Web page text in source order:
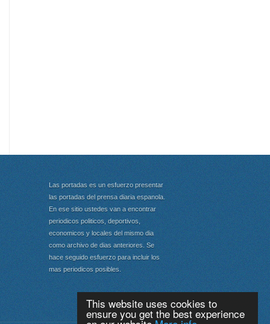
This website uses cookies to
ensure you get the best experience
Las portadas es un esfuerzo presentar
las portadas del prensa diaria espanola.
En ese sitio ustedes van a encontrar
periodicos politicos, deportivos,
economicos y locales del mismo dia
como archivo de dias anteriores. Se
hace seguido esfuerzo para incluir los
mas periodicos posibles.